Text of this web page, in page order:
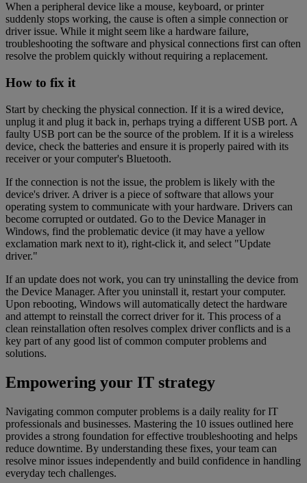
When a peripheral device like a mouse, keyboard, or printer
suddenly stops working, the cause is often a simple connection or
driver issue. While it might seem like a hardware failure,
troubleshooting the software and physical connections first can often
resolve the problem quickly without requiring a replacement.
How to fix it
Start by checking the physical connection. If it is a wired device,
unplug it and plug it back in, perhaps trying a different USB port. A
faulty USB port can be the source of the problem. If it is a wireless
device, check the batteries and ensure it is properly paired with its
receiver or your computer's Bluetooth.
If the connection is not the issue, the problem is likely with the
device's driver. A driver is a piece of software that allows your
operating system to communicate with your hardware. Drivers can
become corrupted or outdated. Go to the Device Manager in
Windows, find the problematic device (it may have a yellow
exclamation mark next to it), right-click it, and select "Update
driver."
If an update does not work, you can try uninstalling the device from
the Device Manager. After you uninstall it, restart your computer.
Upon rebooting, Windows will automatically detect the hardware
and attempt to reinstall the correct driver for it. This process of a
clean reinstallation often resolves complex driver conflicts and is a
key part of any good list of common computer problems and
solutions.
Empowering your IT strategy
Navigating common computer problems is a daily reality for IT
professionals and businesses. Mastering the 10 issues outlined here
provides a strong foundation for effective troubleshooting and helps
reduce downtime. By understanding these fixes, your team can
resolve minor issues independently and build confidence in handling
everyday tech challenges.